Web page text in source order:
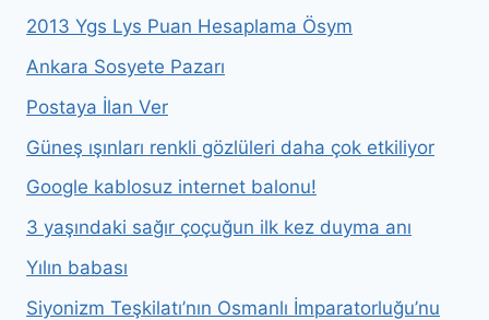
2013 Ygs Lys Puan Hesaplama Ösym
Ankara Sosyete Pazarı
Postaya İlan Ver
Güneş ışınları renkli gözlüleri daha çok etkiliyor
Google kablosuz internet balonu!
3 yaşındaki sağır çoçuğun ilk kez duyma anı
Yılın babası
Siyonizm Teşkilatı’nın Osmanlı İmparatorluğu’nu